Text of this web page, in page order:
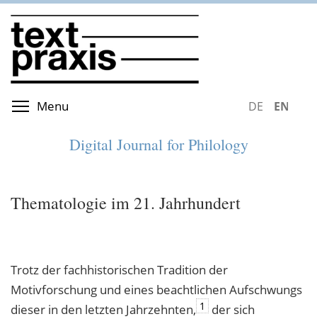
Skip
to
main
content
Menu DEUTSCH
Digital Journal for Philology
Thematologie im 21. Jahrhundert
Trotz der fachhistorischen Tradition der
Motivforschung und eines beachtlichen Aufschwungs
dieser in den letzten Jahrzehnten, 1
der sich